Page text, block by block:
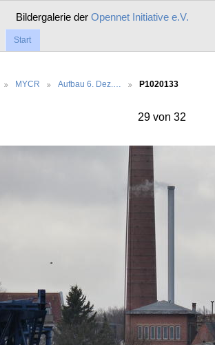
Bildergalerie derOpennet Initiative e.V.
Start
MYCR Aufbau 6. Dez.… P1020133
29 von 32